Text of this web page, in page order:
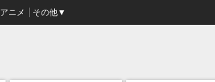
ニメ その他▼